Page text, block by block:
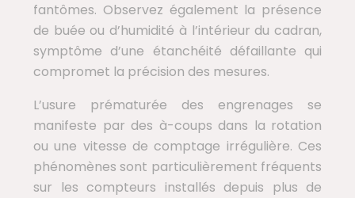
fantômes. Observez également la présence
de buée ou d’humidité à l’intérieur du cadran,
symptôme d’une étanchéité défaillante qui
compromet la précision des mesures.
L’usure prématurée des engrenages se
manifeste par des à-coups dans la rotation
ou une vitesse de comptage irrégulière. Ces
phénomènes sont particulièrement fréquents
sur les compteurs installés depuis plus de